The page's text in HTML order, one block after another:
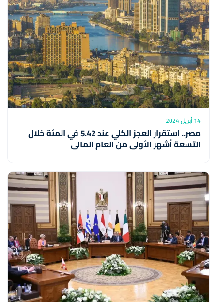
14 أبريل 2024
مصر.. استقرار العجز الكلي عند 5.42 في المئة خلال
التسعة أشهر الأولى من العام المالي